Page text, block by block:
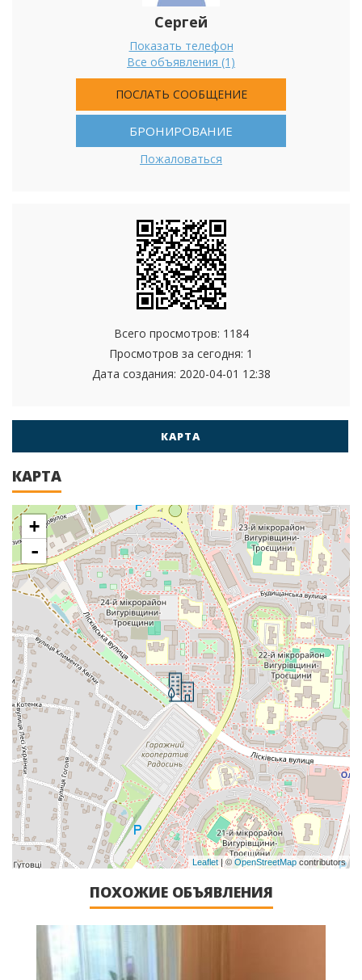
Сергей
Показать телефон
Все объявления (1)
ПОСЛАТЬ СООБЩЕНИЕ
БРОНИРОВАНИЕ
Пожаловаться
Всего просмотров: 1184
Просмотров за сегодня: 1
Дата создания: 2020-04-01 12:38
КАРТА
КАРТА
+
-
Leaflet| © OpenStreetMap contributors
ПОХОЖИЕ ОБЪЯВЛЕНИЯ